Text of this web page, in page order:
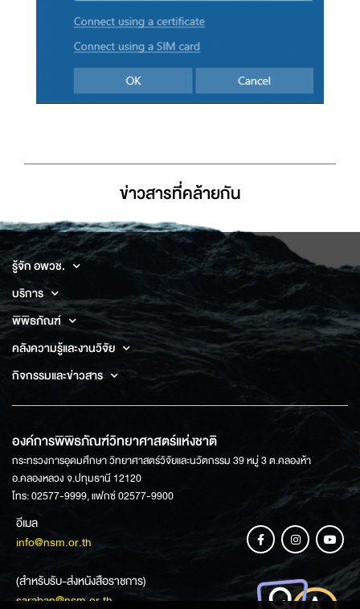
ข่าวสารที่่คล้ายกัน
รู้จัก อพวช.
บริการ
พิพิธภัณฑ์
คลังความรู้และงานวิจัย
กิจกรรมและข่าวสาร
องค์การพิพิธภัณฑ์วิทยาศาสตร์แห่งชาติ
กระทรวงการอุดมศึกษา วิทยาศาสตร์วิจัยและนวัตกรรม 39 หมู่ 3 ต.คลองห้า
อ.คลองหลวง จ.ปทุมธานี 12120
โทร: 02577-9999, แฟกซ์ 02577-9900
อีเมล
info@nsm.or.th
(สำหรับรับ-ส่งหนังสือราชการ)
saraban@nsm.or.th